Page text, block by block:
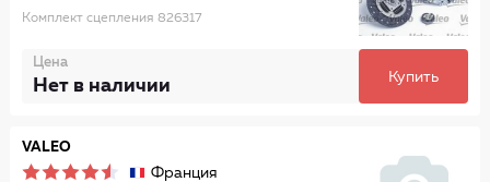
Комплект сцепления 826317
Цена
Нет в наличии Купить
VALEO
Франция